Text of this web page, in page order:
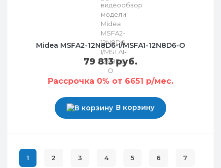
Midea MSFA2-12N8D6-I/MSFA1-12N8D6-O
79 813 руб.
Рассрочка 0% от 6651 р/мес.
В корзину
1 2 3 4 5 6 7